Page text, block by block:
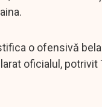
o ofensivă
oficialul, potrivit